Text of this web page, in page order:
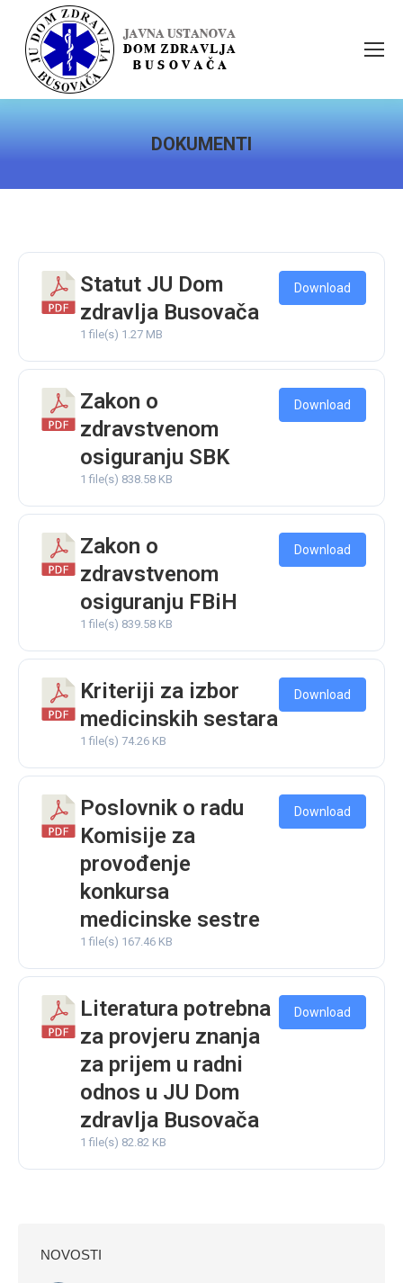
DOKUMENTI
Statut JU Dom
zdravlja Busovača
1 file(s) 1.27 MB
Download
Zakon o
zdravstvenom
osiguranju SBK
1 file(s) 838.58 KB
Download
Zakon o
zdravstvenom
osiguranju FBiH
1 file(s) 839.58 KB
Download
Kriteriji za izbor
medicinskih sestara
1 file(s) 74.26 KB
Download
Poslovnik o radu
Komisije za
provođenje
konkursa
medicinske sestre
1 file(s) 167.46 KB
Download
Literatura potrebna
za provjeru znanja
za prijem u radni
odnos u JU Dom
zdravlja Busovača
1 file(s) 82.82 KB
Download
NOVOSTI